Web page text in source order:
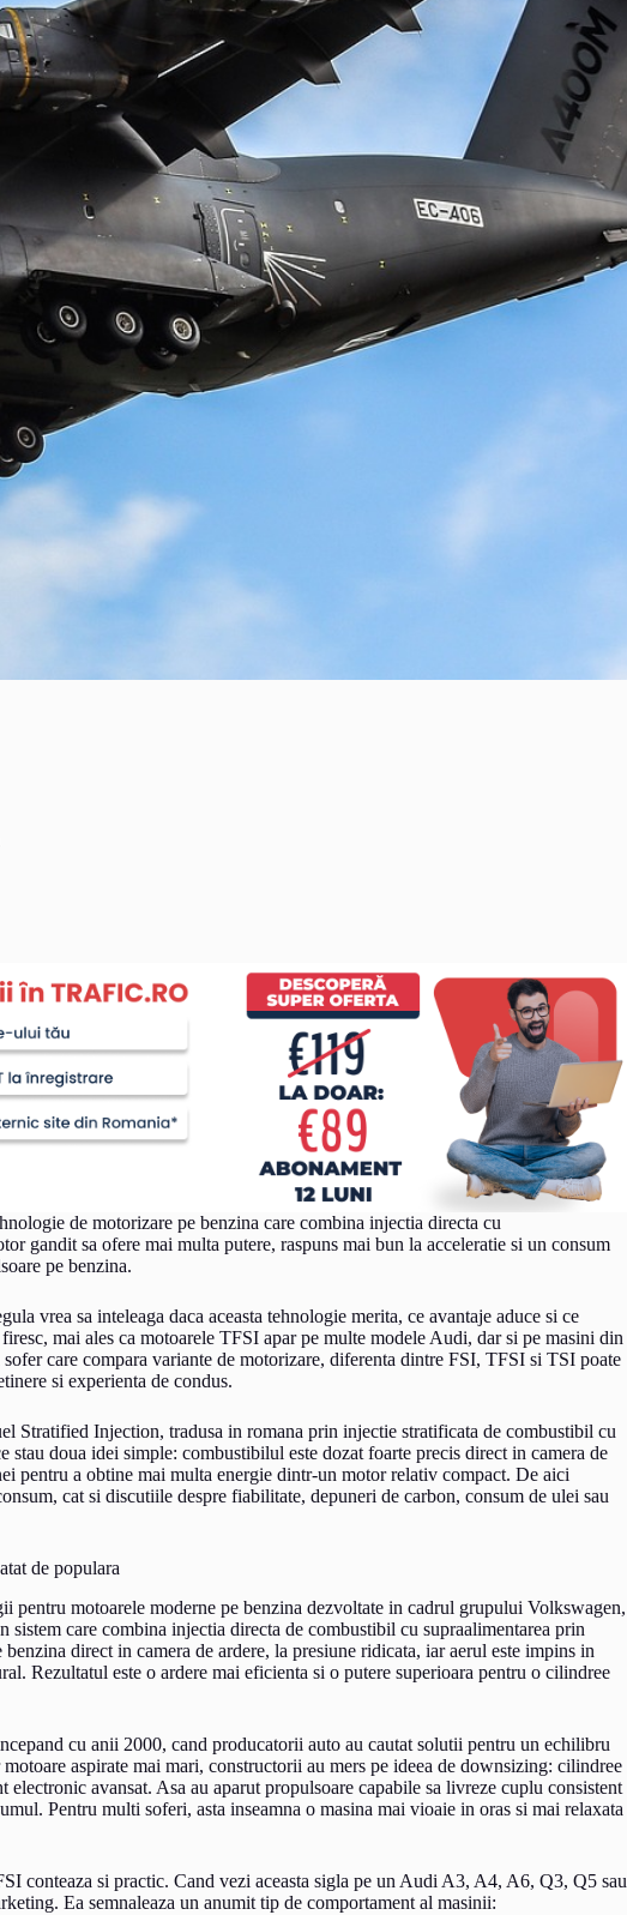
de motorizare pe benzina care combina injectia directa cu
gandit sa ofere mai multa putere, raspuns mai bun la acceleratie si un consum
pe benzina.
vrea sa inteleaga daca aceasta tehnologie merita, ce avantaje aduce si ce
mai ales ca motoarele TFSI apar pe multe modele Audi, dar si pe masini din
care compara variante de motorizare, diferenta dintre FSI, TFSI si TSI poate
si experienta de condus.
Stratified Injection, tradusa in romana prin injectie stratificata de combustibil cu
stau doua idei simple: combustibilul este dozat foarte precis direct in camera de
pentru a obtine mai multa energie dintr-un motor relativ compact. De aici
cat si discutiile despre fiabilitate, depuneri de carbon, consum de ulei sau
de populara
pentru motoarele moderne pe benzina dezvoltate in cadrul grupului Volkswagen,
sistem care combina injectia directa de combustibil cu supraalimentarea prin
direct in camera de ardere, la presiune ridicata, iar aerul este impins in
Rezultatul este o ardere mai eficienta si o putere superioara pentru o cilindree
cu anii 2000, cand producatorii auto au cautat solutii pentru un echilibru
aspirate mai mari, constructorii au mers pe ideea de downsizing: cilindree
electronic avansat. Asa au aparut propulsoare capabile sa livreze cuplu consistent
Pentru multi soferi, asta inseamna o masina mai vioaie in oras si mai relaxata
conteaza si practic. Cand vezi aceasta sigla pe un Audi A3, A4, A6, Q3, Q5 sau
Ea semnaleaza un anumit tip de comportament al masinii: